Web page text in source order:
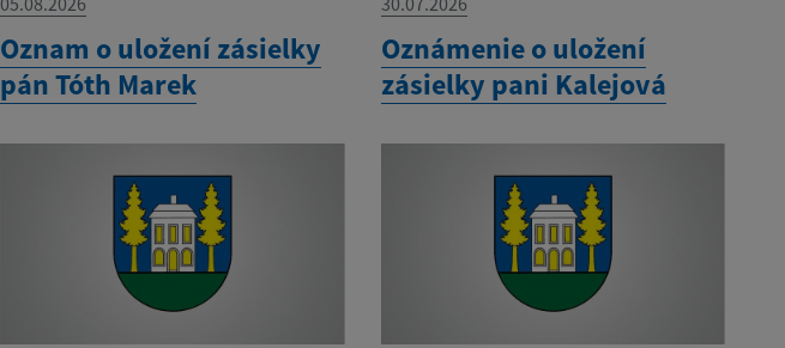
Oznam o uložení zásielky
pán Tóth Marek
Oznámenie o uložení
zásielky pani Kalejová